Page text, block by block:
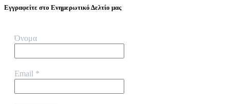
Εγγραφείτε στο Ενημερωτικό Δελτίο μας
Όνομα
Email *